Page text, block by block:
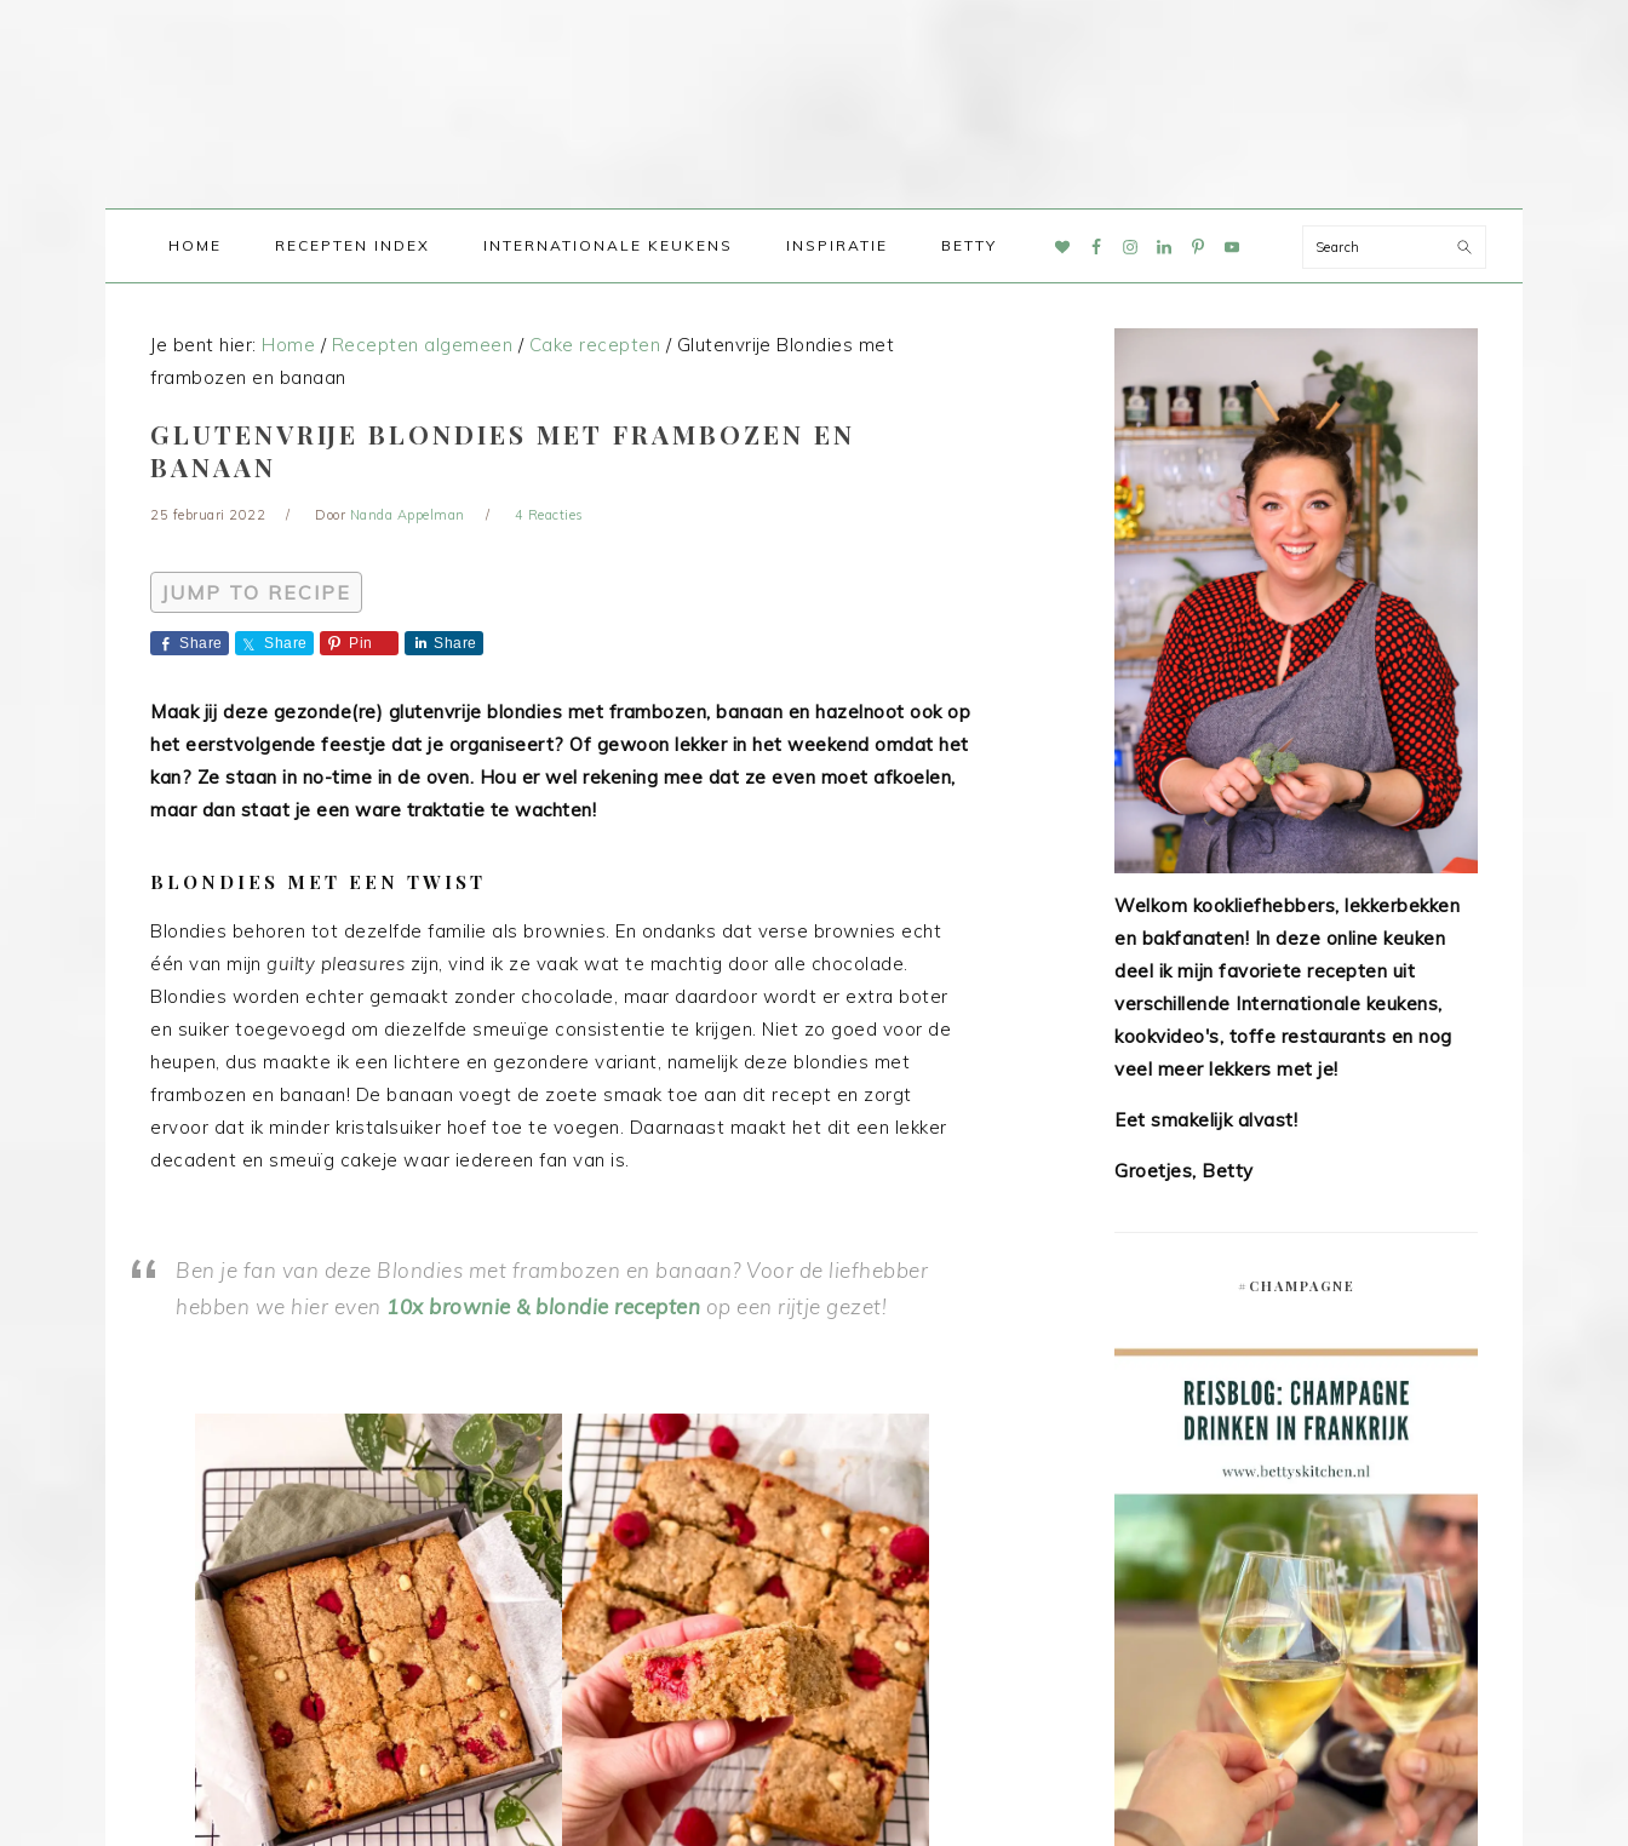
HOME RECEPTEN INDEX INTERNATIONALE KEUKENS INSPIRATIE BETTY
NAV
Search
Je bent hier: Home / Recepten algemeen / Cake recepten /Glutenvrije Blondies met
frambozen en banaan
GLUTENVRIJE BLONDIES MET FRAMBOZEN EN
BANAAN
25 februari 2022 Door Nanda Appelman 4 Reacties
JUMP TO RECIPE
Share Share Pin Share
Maak jij deze gezonde(re) glutenvrije blondies met frambozen, banaan en hazelnoot ook op
het eerstvolgende feestje dat je organiseert? Of gewoon lekker in het weekend omdat het
kan? Ze staan in no-time in de oven. Hou er wel rekening mee dat ze even moet afkoelen,
maar dan staat je een ware traktatie te wachten!
BLONDIES MET EEN TWIST
Blondies behoren tot dezelfde familie als brownies. En ondanks dat verse brownies echt
één van mijn guilty pleasures zijn, vind ik ze vaak wat te machtig door alle chocolade.
Blondies worden echter gemaakt zonder chocolade, maar daardoor wordt er extra boter
en suiker toegevoegd om diezelfde smeuïge consistentie te krijgen. Niet zo goed voor de
heupen, dus maakte ik een lichtere en gezondere variant, namelijk deze blondies met
frambozen en banaan! De banaan voegt de zoete smaak toe aan dit recept en zorgt
ervoor dat ik minder kristalsuiker hoef toe te voegen. Daarnaast maakt het dit een lekker
decadent en smeuïg cakeje waar iedereen fan van is.
Ben je fan van deze Blondies met frambozen en banaan? Voor de liefhebber
hebben we hier even 10x brownie & blondie recepten op een rijtje gezet!
Welkom kookliefhebbers, lekkerbekken
en bakfanaten! In deze online keuken
deel ik mijn favoriete recepten uit
verschillende Internationale keukens,
kookvideo's, toffe restaurants en nog
veel meer lekkers met je!
Eet smakelijk alvast!
Groetjes, Betty
#CHAMPAGNE